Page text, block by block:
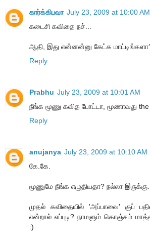
கார்க்கிபவா July 23, 2009 at 10:00 AM
கடைசி கவிதை நச்...
ஆதி, இது என்னன்னு கேட்க
Reply
Prabhu July 23, 2009 at 10:01 AM
நீங்க மூணு கவித போட்டா, மூணாவது
Reply
anujanya July 23, 2009 at 10:10 AM
கே.கே.
மூணுமே நீங்க எழுதியதா? நல்லா இருக்கு.
முதல் கவிதையில் 'அப்பாவை' குப்
என்றால் எப்புடி? நாமளும் கொஞ்சம்
:)